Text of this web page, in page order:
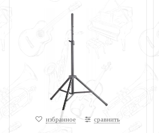
избранное сравнить